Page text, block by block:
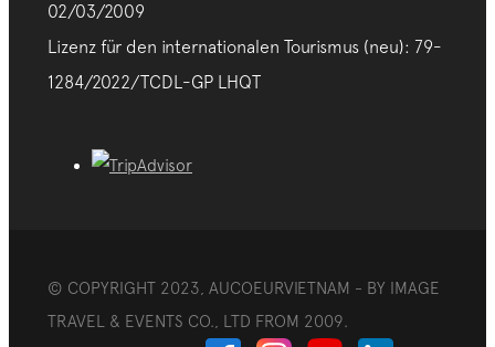
02/03/2009
Lizenz für den internationalen Tourismus (neu): 79-
1284/2022/TCDL-GP LHQT
© COPYRIGHT 2023, AUCOEURVIETNAM - BY IMAGE
TRAVEL & EVENTS CO., LTD FROM 2009.